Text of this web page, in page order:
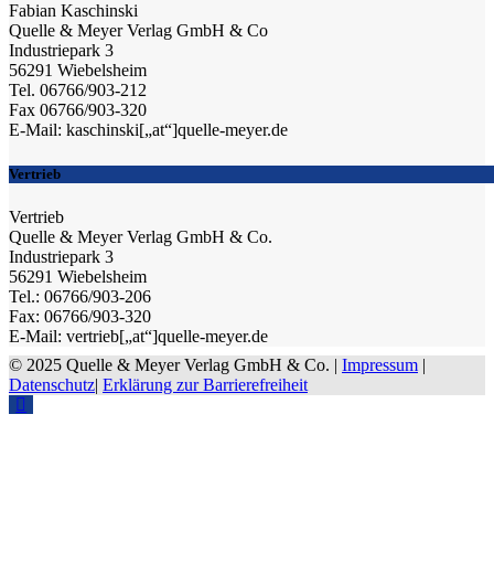
Fabian Kaschinski
Quelle & Meyer Verlag GmbH & Co
Industriepark 3
56291 Wiebelsheim
Tel. 06766/903-212
Fax 06766/903-320
E-Mail: kaschinski[„at“]quelle-meyer.de
Vertrieb
Vertrieb
Quelle & Meyer Verlag GmbH & Co.
Industriepark 3
56291 Wiebelsheim
Tel.: 06766/903-206
Fax: 06766/903-320
E-Mail: vertrieb[„at“]quelle-meyer.de
© 2025 Quelle & Meyer Verlag GmbH & Co. | Impressum |
Datenschutz| Erklärung zur Barrierefreiheit